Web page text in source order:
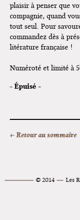
plaisir à penser que
compagnie, quand
tout seul. Pour
commandez dès à
litérature française !
Numéroté et limité à
- Épuisé -
← Retour au sommaire
© 2014 Les